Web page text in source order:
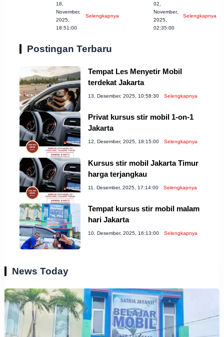
Kota Banjar
Jabar
18,
November,
2025,
18:51:00
Selengkapnya
Mobil Terbaik di
Banda Aceh
02,
November,
2025,
02:35:00
Selengkapnya
Postingan Terbaru
Tempat Les Menyetir Mobil
terdekat Jakarta
13, Desember, 2025, 10:58:30 Selengkapnya
Privat kursus stir mobil 1-on-1
Jakarta
12, Desember, 2025, 18:15:00 Selengkapnya
Kursus stir mobil Jakarta Timur
harga terjangkau
11, Desember, 2025, 17:14:00 Selengkapnya
Tempat kursus stir mobil malam
hari Jakarta
10, Desember, 2025, 16:13:00 Selengkapnya
News Today